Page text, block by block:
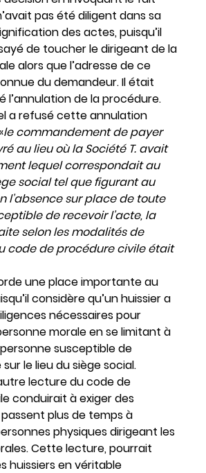
pas été diligent dans sa
des actes, puisqu’il
de toucher le dirigeant de la
alors que l’adresse de ce
du demandeur. Il était
l’annulation de la procédure.
a refusé cette annulation
le commandement de payer
au lieu où la Société T. avait
lequel correspondait au
social tel que figurant au
l’absence sur place de toute
de recevoir l’acte, la
selon les modalités de
code de procédure civile était
une place importante au
considère qu’un huissier a
nécessaires pour
morale en se limitant à
susceptible de
le lieu du siège social.
lecture du code de
conduirait à exiger des
passent plus de temps à
physiques dirigeant les
Cette lecture, pourrait
huissiers en véritable